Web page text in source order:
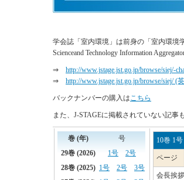
学会誌「室内環境」は前身の「室内環境
Scienceand Technology Information
⇒ http://www.jstage.jst.go.jp/browse/siej/-
⇒ http://www.jstage.jst.go.jp/browse/siej/ (
バックナンバーの購入はこちら
また、J-STAGEに掲載されていない記
10巻 1号
ページ
会長挨拶